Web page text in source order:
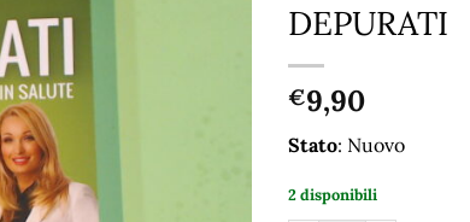
DEPURATI
€9,90
Stato: Nuovo
2 disponibili